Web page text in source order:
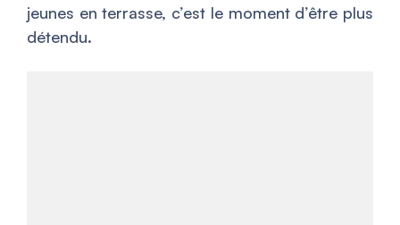
jeunes en terrasse, c’est le moment d’être plus
détendu.